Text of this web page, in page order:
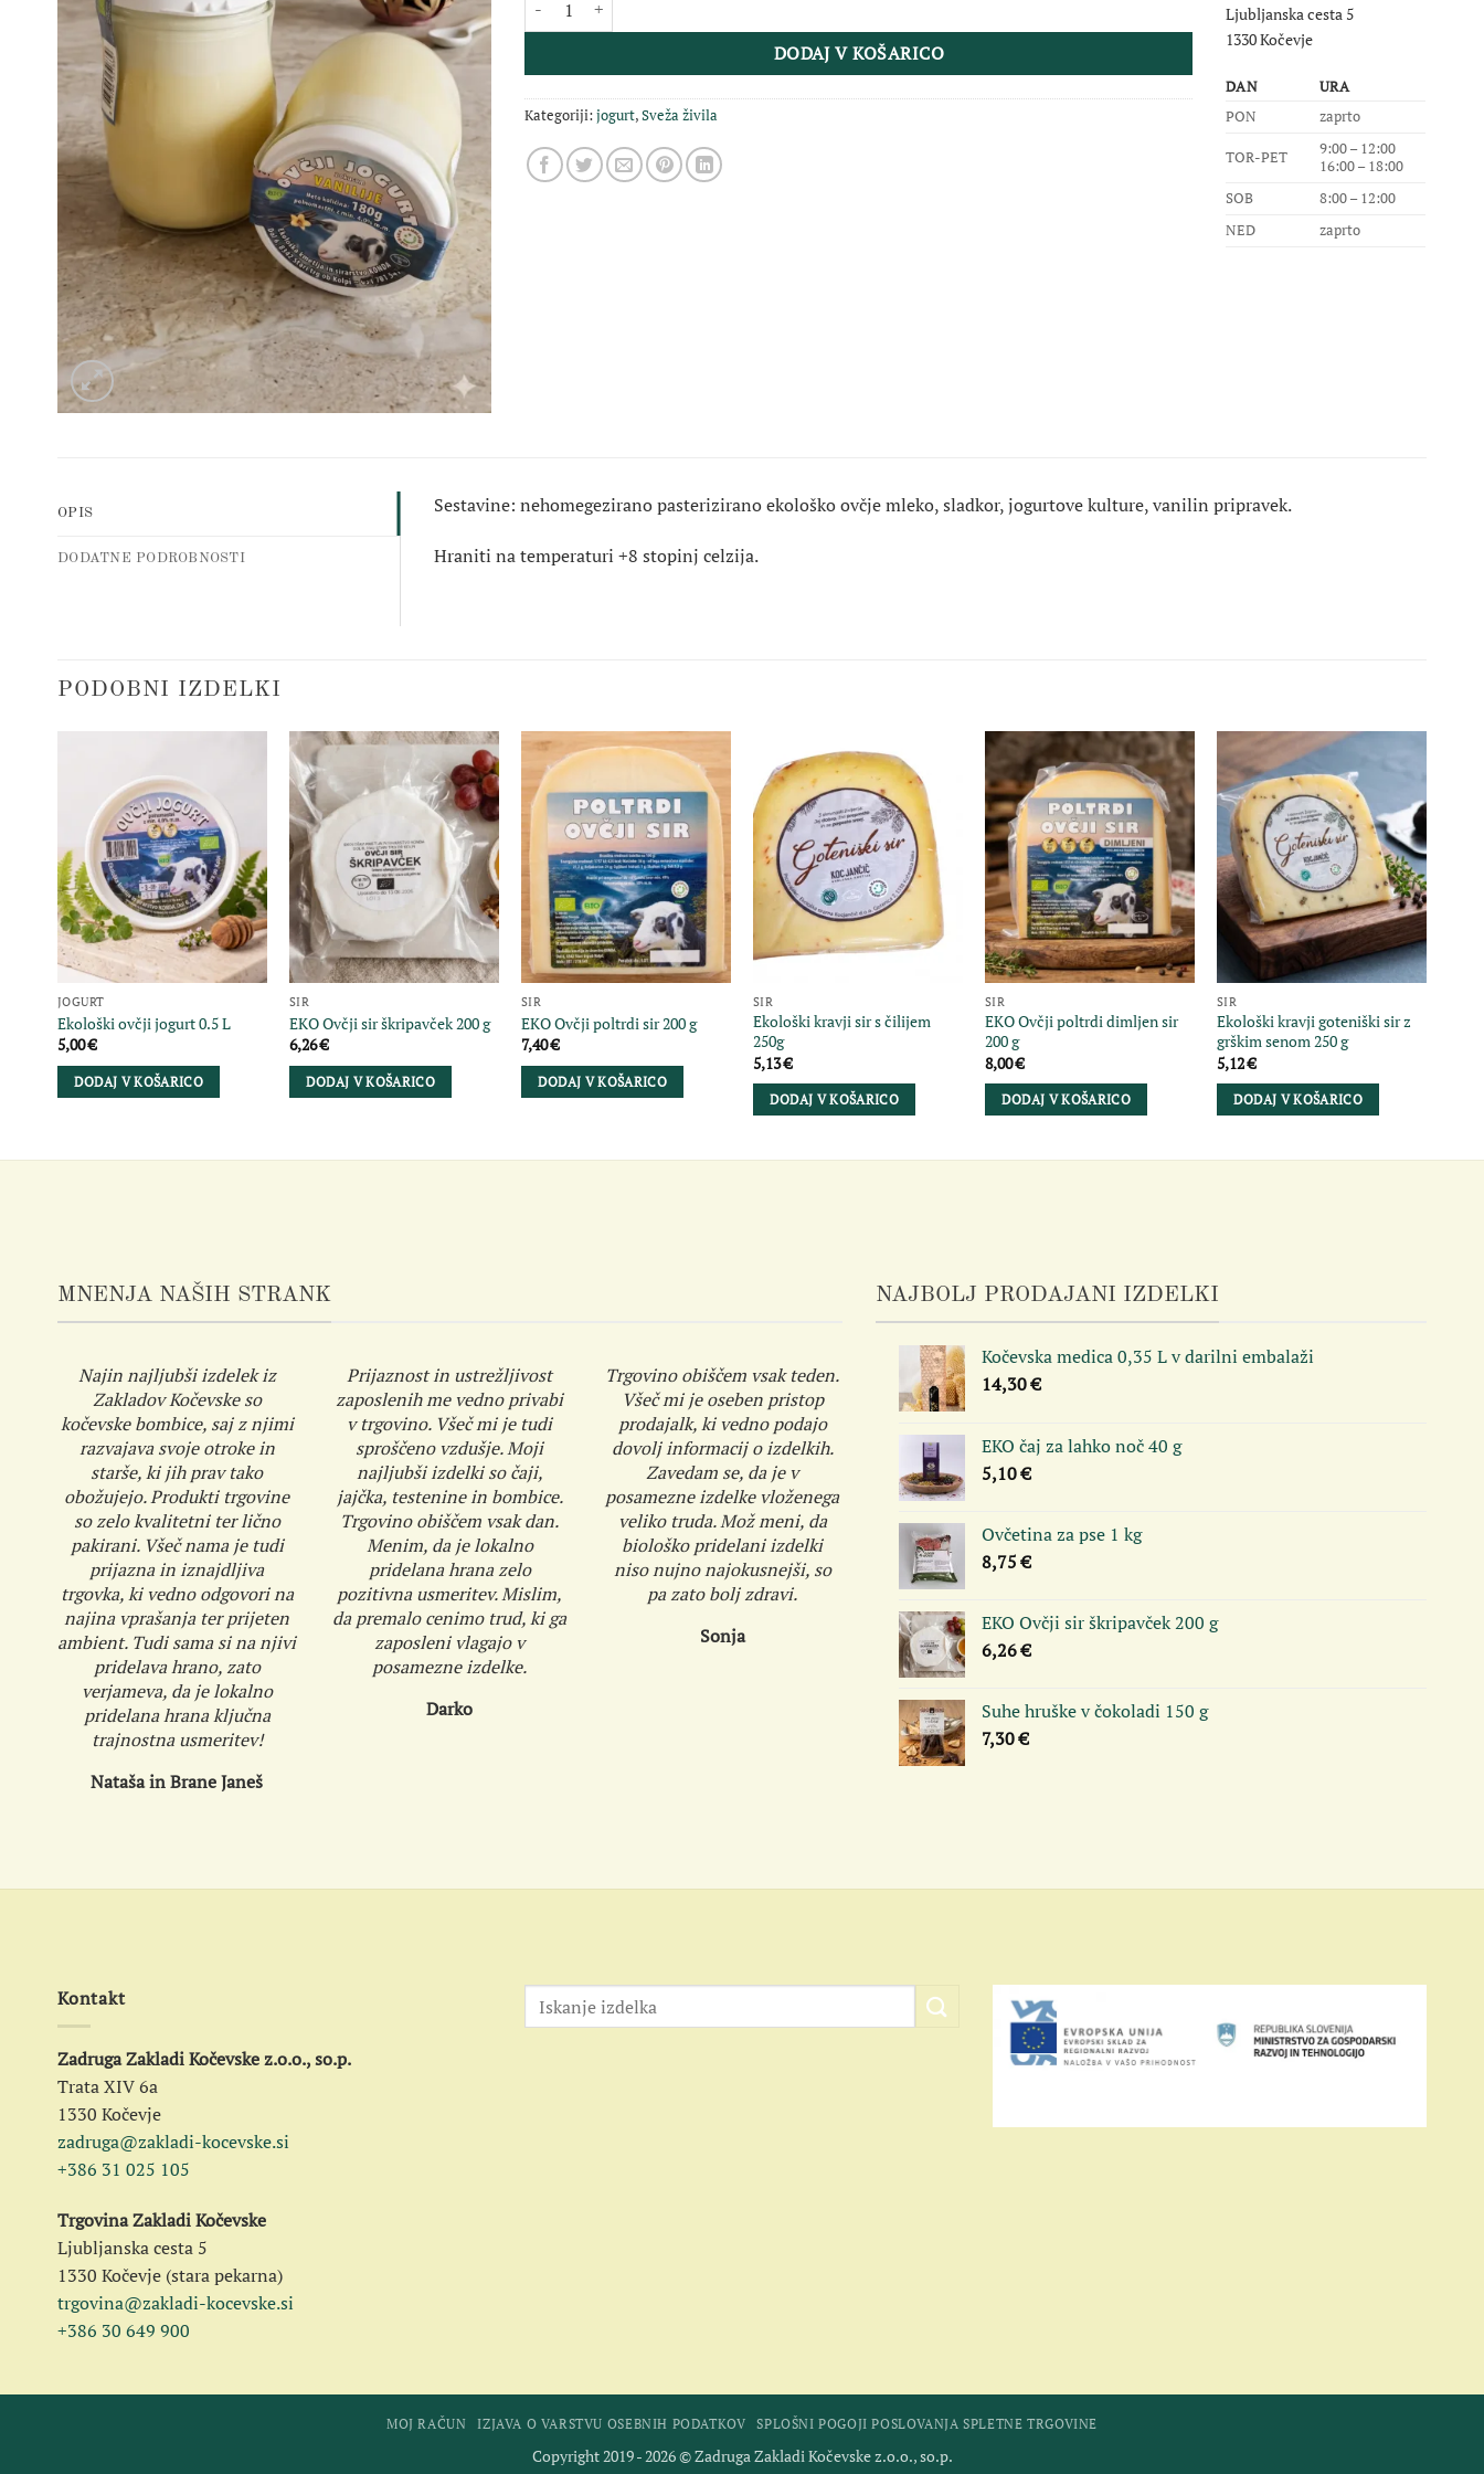
DODAJ V KOŠARICO
Kategoriji:jogurt,Sveža živila
Ljubljanska cesta 5
1330 Kočevje
DAN
URA
PON
zaprto
TOR-PET
9:00 – 12:00
16:00 – 18:00
SOB
8:00 – 12:00
NED
zaprto
OPIS
DODATNE PODROBNOSTI
Sestavine: nehomegezirano pasterizirano ekološko ovčje mleko, sladkor, jogurtove kulture, vanilin pripravek.
Hraniti na temperaturi +8 stopinj celzija.
PODOBNI IZDELKI
JOGURT
Ekološki ovčji jogurt 0.5 L
5,00€
DODAJ V KOŠARICO
SIR
EKO Ovčji sir škripavček 200 g
6,26€
DODAJ V KOŠARICO
SIR
EKO Ovčji poltrdi sir 200 g
7,40€
DODAJ V KOŠARICO
SIR
Ekološki kravji sir s čilijem
250g
5,13€
DODAJ V KOŠARICO
SIR
EKO Ovčji poltrdi dimljen sir
200 g
8,00€
DODAJ V KOŠARICO
SIR
Ekološki kravji goteniški sir z
grškim senom 250 g
5,12€
DODAJ V KOŠARICO
MNENJA NAŠIH STRANK
Najin najljubši izdelek iz
Zakladov Kočevske so
kočevske bombice, saj z njimi
razvajava svoje otroke in
starše, ki jih prav tako
obožujejo. Produkti trgovine
so zelo kvalitetni ter lično
pakirani. Všeč nama je tudi
prijazna in iznajdljiva
trgovka, ki vedno odgovori na
najina vprašanja ter prijeten
ambient. Tudi sama si na njivi
pridelava hrano, zato
verjameva, da je lokalno
pridelana hrana ključna
trajnostna usmeritev!
Nataša in Brane Janeš
Prijaznost in ustrežljivost
zaposlenih me vedno privabi
v trgovino. Všeč mi je tudi
sproščeno vzdušje. Moji
najljubši izdelki so čaji,
jajčka, testenine in bombice.
Trgovino obiščem vsak dan.
Menim, da je lokalno
pridelana hrana zelo
pozitivna usmeritev. Mislim,
da premalo cenimo trud, ki ga
zaposleni vlagajo v
posamezne izdelke.
Darko
Trgovino obiščem vsak teden.
Všeč mi je oseben pristop
prodajalk, ki vedno podajo
dovolj informacij o izdelkih.
Zavedam se, da je v
posamezne izdelke vloženega
veliko truda. Mož meni, da
biološko pridelani izdelki
niso nujno najokusnejši, so
pa zato bolj zdravi.
Sonja
NAJBOLJ PRODAJANI IZDELKI
Kočevska medica 0,35 L v darilni embalaži
14,30€
EKO čaj za lahko noč 40 g
5,10€
Ovčetina za pse 1 kg
8,75€
EKO Ovčji sir škripavček 200 g
6,26€
Suhe hruške v čokoladi 150 g
7,30€
Kontakt
Zadruga Zakladi Kočevske z.o.o., so.p.
Trata XIV 6a
1330 Kočevje
zadruga@zakladi-kocevske.si
+386 31 025 105
Trgovina Zakladi Kočevske
Ljubljanska cesta 5
1330 Kočevje (stara pekarna)
trgovina@zakladi-kocevske.si
+386 30 649 900
MOJ RAČUN IZJAVA O VARSTVU OSEBNIH PODATKOV SPLOŠNI POGOJI POSLOVANJA SPLETNE TRGOVINE
Copyright 2019 - 2026 © Zadruga Zakladi Kočevske z.o.o., so.p.